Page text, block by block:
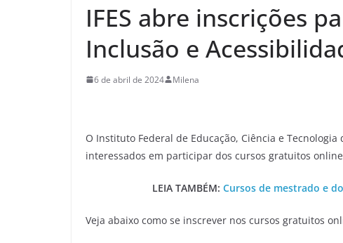
IFES abre inscrições
Inclusão e
6 de abril de 2024 Milena
O Instituto Federal de Educação, Ciência e
interessados em participar dos cursos gratuitos
LEIA TAMBÉM: Cursos de mestrado e
Veja abaixo como se inscrever nos cursos gratuitos